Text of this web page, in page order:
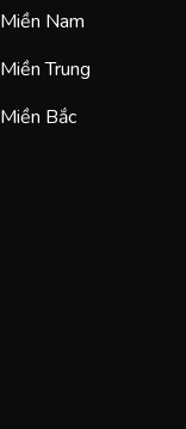
Nam
Trung
Bắc